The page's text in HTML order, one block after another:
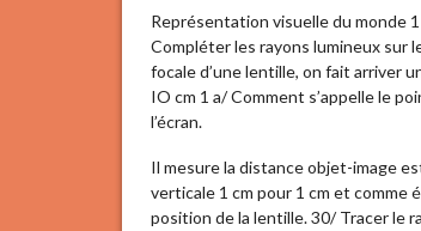
Représentation visuelle du monde
Compléter les rayons lumineux sur
focale d’une lentille, on fait arriver
IO cm 1 a/ Comment s’appelle le
l’écran.
Il mesure la distance objet-image
verticale 1 cm pour 1 cm et comme
position de la lentille. 30/ Tracer le